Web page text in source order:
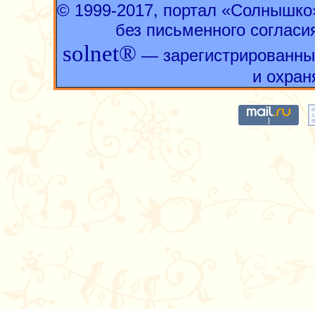
© 1999-2017, портал
без письменного
solnet® —
и